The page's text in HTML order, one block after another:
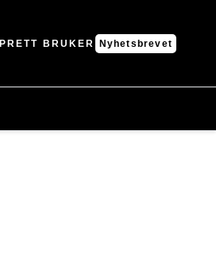
BRUKER Nyhetsbrevet